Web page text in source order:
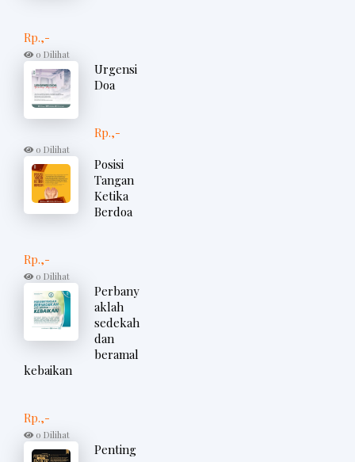
Rp.,-
0 Dilihat
Urgensi
Doa
Rp.,-
0 Dilihat
Posisi
Tangan
Ketika
Berdoa
Rp.,-
0 Dilihat
Perbany
aklah
sedekah
dan
beramal
kebaikan
Rp.,-
0 Dilihat
Penting